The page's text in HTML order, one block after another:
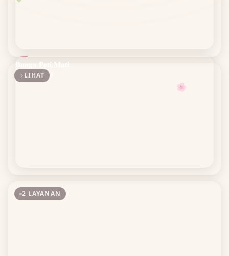
🌸
LIHAT
Bunga Peti Mati
2 LAYANAN